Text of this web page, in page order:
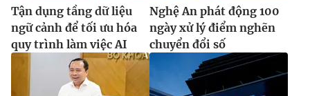
Tận dụng tầng dữ liệu
ngữ cảnh để tối ưu hóa
quy trình làm việc AI
Nghệ An phát động 100
ngày xử lý điểm nghẽn
chuyển đổi số